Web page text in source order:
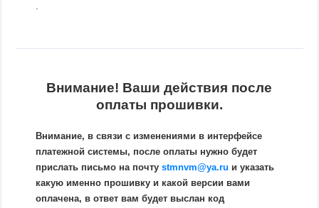
.
Внимание! Ваши действия после
оплаты прошивки.
Внимание, в связи с изменениями в интерфейсе
платежной системы, после оплаты нужно будет
прислать письмо на почтуstmnvm@ya.ru и указать
какую именно прошивку и какой версии вами
оплачена, в ответ вам будет выслан код